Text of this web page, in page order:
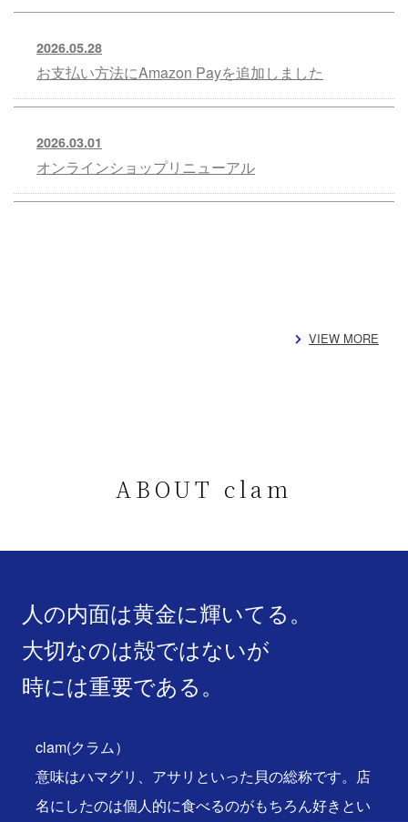
2026.05.28
お支払い方法にAmazon Payを追加しました
2026.03.01
オンラインショップリニューアル
VIEW MORE
ABOUT clam
人の内面は黄金に輝いてる。
大切なのは殻ではないが
時には重要である。
clam(クラム）
意味はハマグリ、アサリといった貝の総称です。店
名にしたのは個人的に食べるのがもちろん好きとい